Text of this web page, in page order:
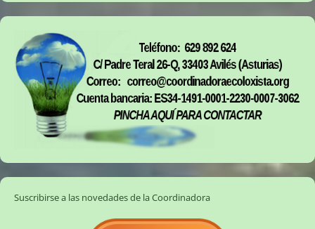
Suscribirse a las novedades de la Coordinadora